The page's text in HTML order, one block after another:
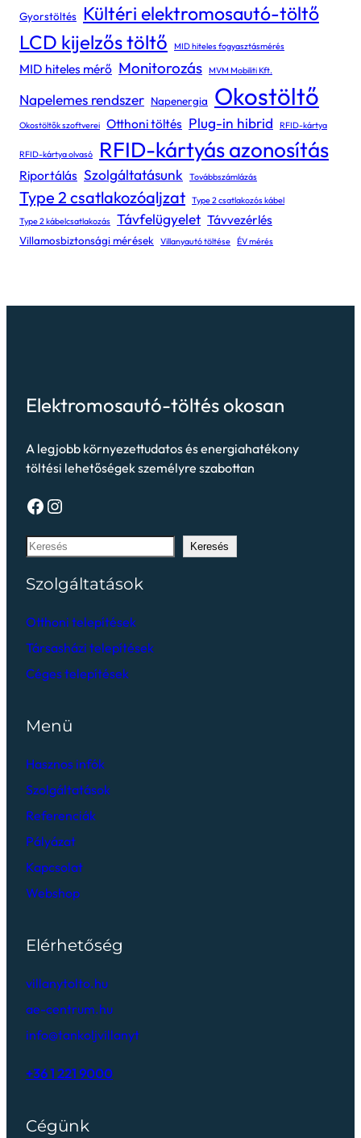
Gyorstöltés Kültéri elektromosautó-töltő
LCD kijelzős töltő MID hiteles fogyasztásmérés
MID hiteles mérő Monitorozás MVM Mobiliti Kft.
Napelemes rendszer Napenergia Okostöltő
Okostöltők szoftverei Otthoni töltés Plug-in hibrid RFID-kártya
RFID-kártya olvasó RFID-kártyás azonosítás
Riportálás Szolgáltatásunk Továbbszámlázás
Type 2 csatlakozóaljzat Type 2 csatlakozós kábel
Type 2 kábelcsatlakozás Távfelügyelet Távvezérlés
Villamosbiztonsági mérések Villanyautó töltése ÉV mérés
Elektromosautó-töltés okosan
A legjobb környezettudatos és energiahatékony
töltési lehetőségek személyre szabottan
Keresés
Szolgáltatások
Otthoni telepítések
Társasházi telepítések
Céges telepítések
Menü
Hasznos infók
Szolgáltatások
Referenciák
Pályázat
Kapcsolat
Webshop
Elérhetőség
villanytolto.hu
ae-centrum.hu
info@tankoljvillanyt
+36 1 221 9000
Cégünk